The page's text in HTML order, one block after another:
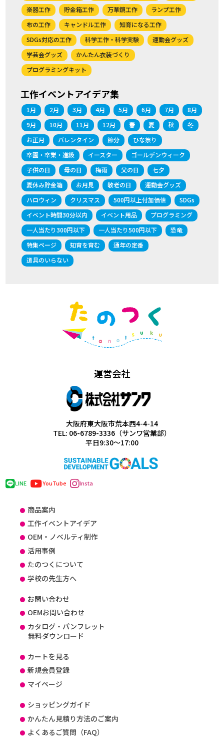
楽器工作
貯金箱工作 万華鏡工作
ランプ工作
布の工作
キャンドル工作
知育になる工作
SDGs対応の工作
科学工作・科学実験
運動会グッズ
学芸会グッズ
かんたん衣装づくり
プログラミングキット
工作イベントアイデア集
1月 2月 3月 4月 5月 6月 7月
8月
9月
10月 11月 12月 春 夏 秋
冬
お正月
バレンタイン 節分
ひな祭り
卒園・卒業・進級
イースター
ゴールデンウィーク
子供の日
母の日 梅雨 父の日
七夕
夏休み貯金箱
お月見 敬老の日
運動会グッズ
ハロウィン
クリスマス 500円以上付加価値
SDGs
イベント時間30分以内
イベント用品
プログラミング
一人当たり300円以下
一人当たり500円以下
恐竜
特集ページ
知育を育む
通年の定番
道具のいらない
運営会社
大阪府東大阪市荒本西4-4-14
TEL: 06-6789-3336（サンワ営業部）
平日9:30～17:00
LINE YouTube Insta
商品案内
工作イベントアイデア
OEM・ノベルティ制作
活用事例
たのつくについて
学校の先生方へ
お問い合わせ
OEMお問い合わせ
カタログ・パンフレット
無料ダウンロード
カートを見る
新規会員登録
マイページ
ショッピングガイド
かんたん見積り方法のご案内
よくあるご質問（FAQ）